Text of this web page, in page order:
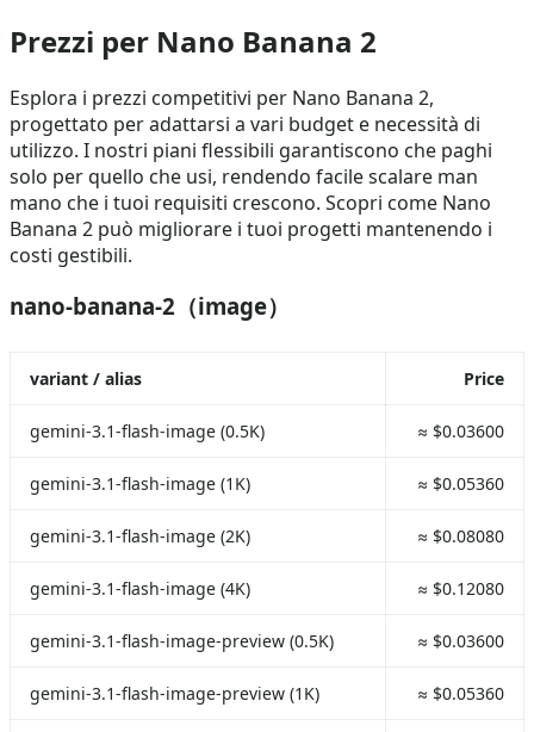
Prezzi per Nano Banana 2
Esplora i prezzi competitivi per Nano Banana 2,
progettato per adattarsi a vari budget e necessità di
utilizzo. I nostri piani flessibili garantiscono che paghi
solo per quello che usi, rendendo facile scalare man
mano che i tuoi requisiti crescono. Scopri come Nano
Banana 2 può migliorare i tuoi progetti mantenendo i
costi gestibili.
nano-banana-2（image）
variant / alias Price
gemini-3.1-flash-image (0.5K) ≈ $0.03600
gemini-3.1-flash-image (1K) ≈ $0.05360
gemini-3.1-flash-image (2K) ≈ $0.08080
gemini-3.1-flash-image (4K) ≈ $0.12080
gemini-3.1-flash-image-preview (0.5K) ≈ $0.03600
gemini-3.1-flash-image-preview (1K) ≈ $0.05360